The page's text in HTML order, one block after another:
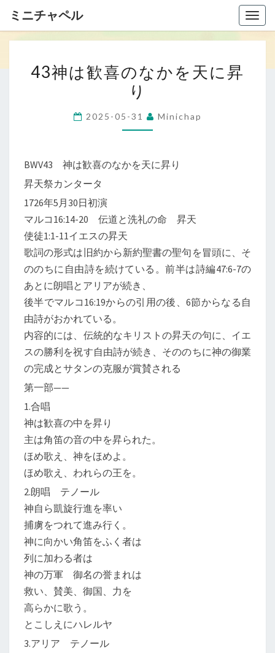
ミニチャペル
3
神
の
天
昇
り
43神は歓喜のなかを天に昇
り
2025-05-31 Minichap
BWV43 神は歓喜のなかを天に昇り
昇天祭カンタータ
1726年5月30日初演
マルコ16:14-20 伝道と洗礼の命 昇天
使徒1:1-11イエスの昇天
歌詞の形式は旧約から新約聖書の聖句を冒頭に、そ
ののちに自由詩を続けている。前半は詩編47:6-7の
あとに朗唱とアリアが続き、
後半でマルコ16:19からの引用の後、6節からなる自
由詩がおかれている。
内容的には、伝統的なキリストの昇天の句に、イエ
スの勝利を祝す自由詩が続き、そののちに神の御業
の完成とサタンの克服が賞賛される
第一部——
1.合唱
神は歓喜の中を昇り
主は角笛の音の中を昇られた。
ほめ歌え、神をほめよ。
ほめ歌え、われらの王を。
2.朗唱 テノール
神自ら凱旋行進を率い
捕虜をつれて進み行く。
神に向かい角笛をふく者は
列に加わる者は
神の万軍 御名の誉まれは
救い、賛美、御国、力を
高らかに歌う。
とこしえにハレルヤ
3.アリア テノール